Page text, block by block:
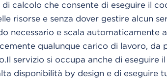
calcolo che consente di eseguire il
risorse e senza dover gestire alcun
necessario e scala automaticamente
qualunque carico di lavoro, da
servizio si occupa anche di eseguire
disponibilità by design e di eseguire